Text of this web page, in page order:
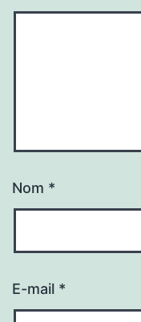
Nom *
E-mail *